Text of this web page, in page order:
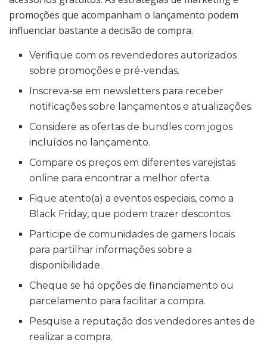
promoções que acompanham o lançamento podem
influenciar bastante a decisão de compra.
Verifique com os revendedores autorizados
sobre promoções e pré-vendas.
Inscreva-se em newsletters para receber
notificações sobre lançamentos e atualizações.
Considere as ofertas de bundles com jogos
incluídos no lançamento.
Compare os preços em diferentes varejistas
online para encontrar a melhor oferta.
Fique atento(a) a eventos especiais, como a
Black Friday, que podem trazer descontos.
Participe de comunidades de gamers locais
para partilhar informações sobre a
disponibilidade.
Cheque se há opções de financiamento ou
parcelamento para facilitar a compra.
Pesquise a reputação dos vendedores antes de
realizar a compra.